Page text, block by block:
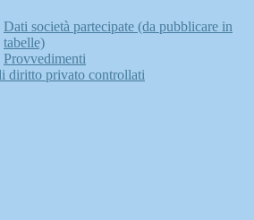
Dati società partecipate (da pubblicare in
tabelle)
Provvedimenti
diritto privato controllati